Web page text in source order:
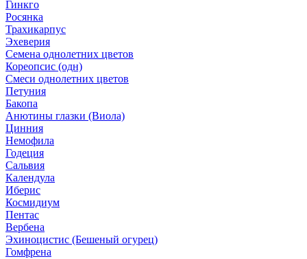
Гинкго
Росянка
Трахикарпус
Эхеверия
Семена однолетних цветов
Кореопсис (одн)
Смеси однолетних цветов
Петуния
Бакопа
Анютины глазки (Виола)
Цинния
Немофила
Годеция
Сальвия
Календула
Иберис
Космидиум
Пентас
Вербена
Эхиноцистис (Бешеный огурец)
Гомфрена